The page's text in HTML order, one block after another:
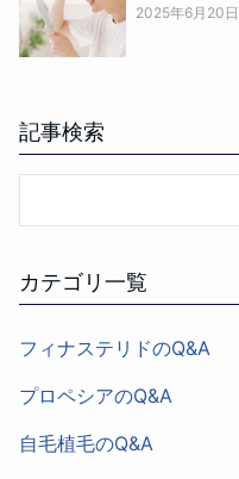
2025年6月20日
記事検索
カテゴリ一覧
フィナステリドのQ&A
プロペシアのQ&A
自毛植毛のQ&A